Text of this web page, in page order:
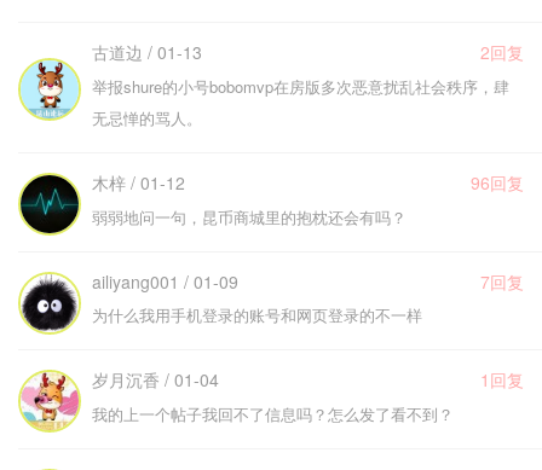
古道边 / 01-13 2回复
举报shure的小号bobomvp在房版多次恶意扰乱社会秩序，肆
无忌惮的骂人。
木梓 / 01-12 96回复
弱弱地问一句，昆币商城里的抱枕还会有吗？
ailiyang001 / 01-09 7回复
为什么我用手机登录的账号和网页登录的不一样
岁月沉香 / 01-04 1回复
我的上一个帖子我回不了信息吗？怎么发了看不到？